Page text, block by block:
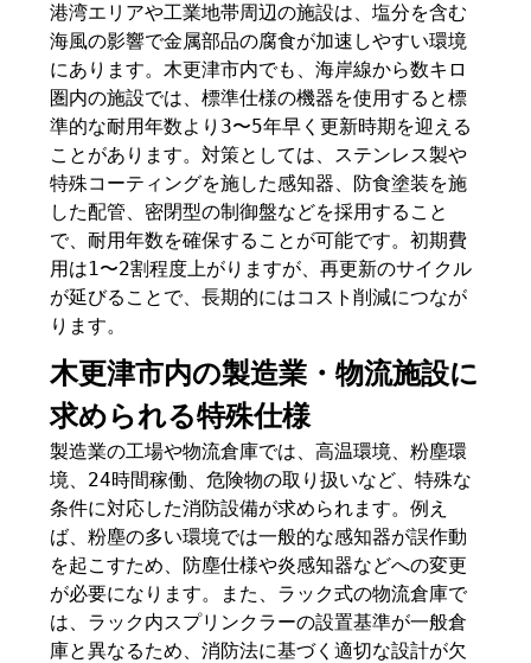
港湾エリアや工業地帯周辺の施設は、塩分を含む
海風の影響で金属部品の腐食が加速しやすい環境
にあります。木更津市内でも、海岸線から数キロ
圏内の施設では、標準仕様の機器を使用すると標
準的な耐用年数より3〜5年早く更新時期を迎える
ことがあります。対策としては、ステンレス製や
特殊コーティングを施した感知器、防食塗装を施
した配管、密閉型の制御盤などを採用すること
で、耐用年数を確保することが可能です。初期費
用は1〜2割程度上がりますが、再更新のサイクル
が延びることで、長期的にはコスト削減につなが
ります。
木更津市内の製造業・物流施設に
求められる特殊仕様
製造業の工場や物流倉庫では、高温環境、粉塵環
境、24時間稼働、危険物の取り扱いなど、特殊な
条件に対応した消防設備が求められます。例え
ば、粉塵の多い環境では一般的な感知器が誤作動
を起こすため、防塵仕様や炎感知器などへの変更
が必要になります。また、ラック式の物流倉庫で
は、ラック内スプリンクラーの設置基準が一般倉
庫と異なるため、消防法に基づく適切な設計が欠